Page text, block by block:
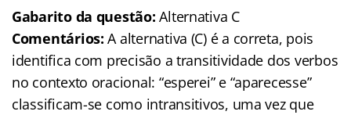
Gabarito da questão: Alternativa C
Comentários: A alternativa (C) é a correta, pois
identifica com precisão a transitividade dos verbos
no contexto oracional: “esperei” e “aparecesse”
classificam-se como intransitivos, uma vez que